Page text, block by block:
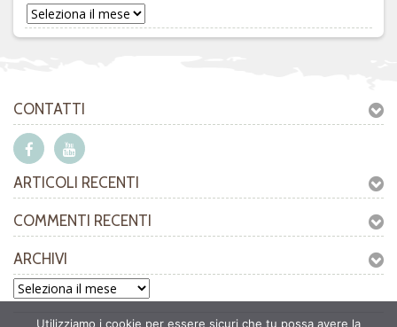
CONTATTI
ARTICOLI RECENTI
COMMENTI RECENTI
ARCHIVI
Utilizziamo i cookie per essere sicuri che tu possa avere la